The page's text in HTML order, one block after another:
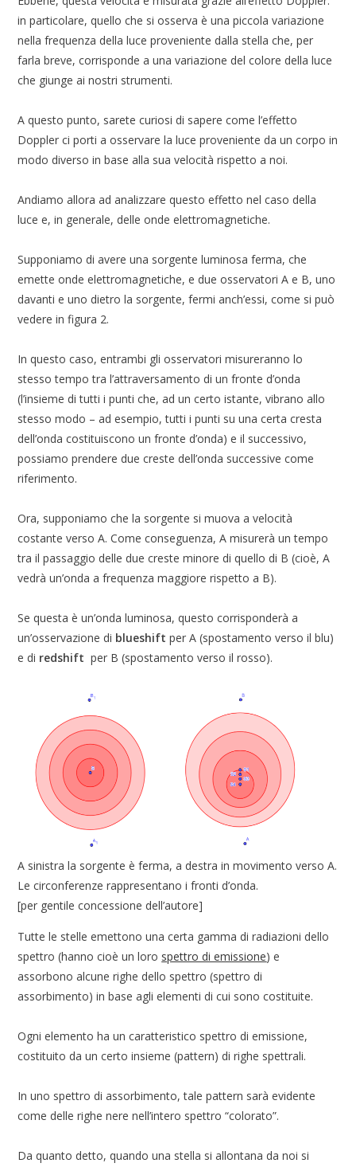
in particolare, quello che si osserva è una piccola variazione
nella frequenza della luce proveniente dalla stella che, per
farla breve, corrisponde a una variazione del colore della luce
che giunge ai nostri strumenti.
A questo punto, sarete curiosi di sapere come l’effetto
Doppler ci porti a osservare la luce proveniente da un corpo in
modo diverso in base alla sua velocità rispetto a noi.
Andiamo allora ad analizzare questo effetto nel caso della
luce e, in generale, delle onde elettromagnetiche.
Supponiamo di avere una sorgente luminosa ferma, che
emette onde elettromagnetiche, e due osservatori A e B, uno
davanti e uno dietro la sorgente, fermi anch’essi, come si può
vedere in figura 2.
In questo caso, entrambi gli osservatori misureranno lo
stesso tempo tra l’attraversamento di un fronte d’onda
(l’insieme di tutti i punti che, ad un certo istante, vibrano allo
stesso modo – ad esempio, tutti i punti su una certa cresta
dell’onda costituiscono un fronte d’onda) e il successivo,
possiamo prendere due creste dell’onda successive come
riferimento.
Ora, supponiamo che la sorgente si muova a velocità
costante verso A. Come conseguenza, A misurerà un tempo
tra il passaggio delle due creste minore di quello di B (cioè, A
vedrà un’onda a frequenza maggiore rispetto a B).
Se questa è un’onda luminosa, questo corrisponderà a
un’osservazione di blueshift per A (spostamento verso il blu)
e di redshift per B (spostamento verso il rosso).
A sinistra la sorgente è ferma, a destra in movimento verso A.
Le circonferenze rappresentano i fronti d’onda.
[per gentile concessione dell’autore]
Tutte le stelle emettono una certa gamma di radiazioni dello
spettro (hanno cioè un loro spettro di emissione) e
assorbono alcune righe dello spettro (spettro di
assorbimento) in base agli elementi di cui sono costituite.
Ogni elemento ha un caratteristico spettro di emissione,
costituito da un certo insieme (pattern) di righe spettrali.
In uno spettro di assorbimento, tale pattern sarà evidente
come delle righe nere nell’intero spettro “colorato”.
Da quanto detto, quando una stella si allontana da noi si